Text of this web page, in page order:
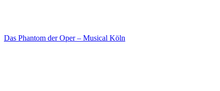
Das Phantom der Oper – Musical Köln